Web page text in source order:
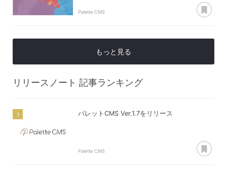
Palette CMS
もっと見る
リリースノート 記事ランキング
パレットCMS Ver.1.7をリリース
Palette CMS